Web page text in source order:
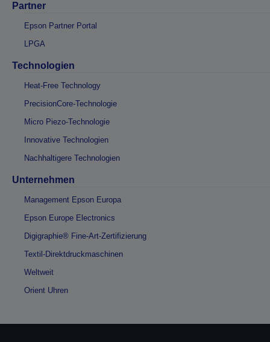
Partner
Epson Partner Portal
LPGA
Technologien
Heat-Free Technology
PrecisionCore-Technologie
Micro Piezo-Technologie
Innovative Technologien
Nachhaltigere Technologien
Unternehmen
Management Epson Europa
Epson Europe Electronics
Digigraphie® Fine-Art-Zertifizierung
Textil-Direktdruckmaschinen
Weltweit
Orient Uhren